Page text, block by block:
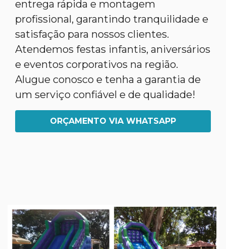
entrega rápida e montagem
profissional, garantindo tranquilidade e
satisfação para nossos clientes.
Atendemos festas infantis, aniversários
e eventos corporativos na região.
Alugue conosco e tenha a garantia de
um serviço confiável e de qualidade!
ORÇAMENTO VIA WHATSAPP